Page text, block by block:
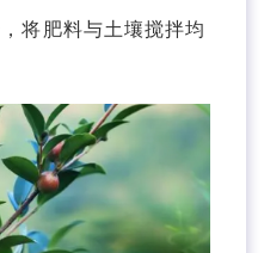
将肥料与土壤搅拌均